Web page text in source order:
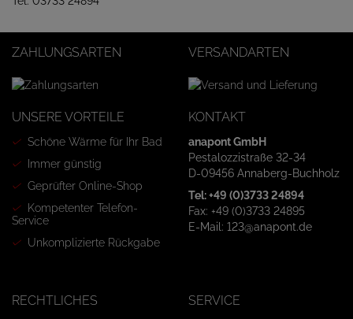
ZAHLUNGSARTEN VERSANDARTEN
UNSERE VORTEILE
Schöne Wärme für Ihr Bad
Immer günstig
Geprüfter Online-Shop
Kompetenter Telefon-
Service
Unkomplizierte Rückgabe
KONTAKT
anapont GmbH
Pestalozzistraße 32-34
D-09456 Annaberg-Buchholz
Tel: +49 (0)3733 24894
Fax: +49 (0)3733 24895
E-Mail: 123@anapont.de
RECHTLICHES SERVICE